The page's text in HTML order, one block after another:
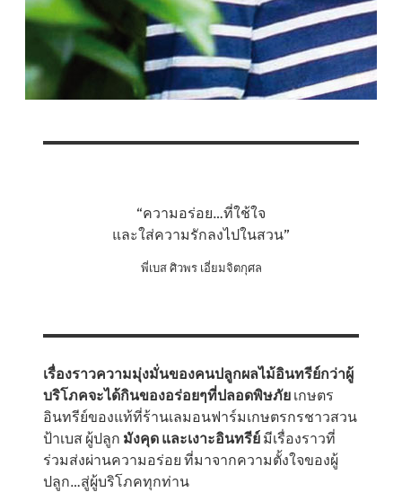
“ความอร่อย…ที่ใช้ใจ
และใส่ความรักลงไปในสวน”
พี่เบส ศิวพร เอี่ยมจิตกุศล
เรื่องราวความมุ่งมั่นของคนปลูกผลไม้อินทรีย์กว่าผู้
บริโภคจะได้กินของอร่อยๆที่ปลอดพิษภัย เกษตร
อินทรีย์ของแท้ที่ร้านเลมอนฟาร์มเกษตรกรชาวสวน
ป้าเบส ผู้ปลูก มังคุด และเงาะอินทรีย์ มีเรื่องราวที่
ร่วมส่งผ่านความอร่อย ที่มาจากความตั้งใจของผู้
ปลูก…สู่ผู้บริโภคทุกท่าน